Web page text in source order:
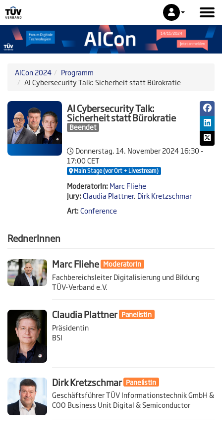
AICon 2024
Programm
AI Cybersecurity Talk: Sicherheit statt Bürokratie
AI Cybersecurity Talk:
Sicherheit statt Bürokratie
Beendet
Donnerstag, 14. November 202416:30 -
17:00 CET
Main Stage (vor Ort + Livestream)
ModeratorIn: Marc Fliehe
Jury:Claudia Plattner, Dirk Kretzschmar
Art:Conference
RednerInnen
Marc Fliehe ModeratorIn
Fachbereichsleiter Digitalisierung und Bildung
TÜV-Verband e.V.
Claudia Plattner PanelistIn
Präsidentin
BSI
Dirk Kretzschmar PanelistIn
Geschäftsführer TÜV Informationstechnik GmbH &
COO Business Unit Digital & Semiconductor